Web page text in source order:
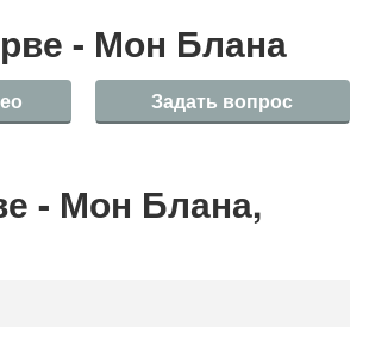
- Мон Блана
Задать вопрос
- Мон Блана,